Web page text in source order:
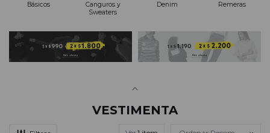
Básicos
Canguros y
Sweaters
Denim Remeras
VESTIMENTA